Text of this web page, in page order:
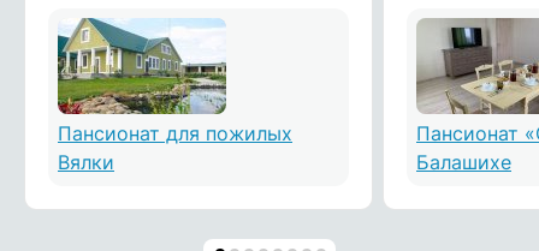
Пансионат для пожилых
Вялки
времена
Посещение
с чем мы
было
выбора
мы
Пансионат
Балашихе